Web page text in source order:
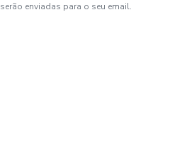
serão enviadas para o seu email.